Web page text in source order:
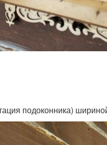
подоконника)